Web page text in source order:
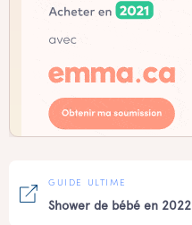
GUIDE ULTIME
Shower de bébé en 2022